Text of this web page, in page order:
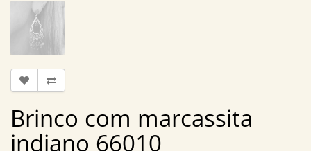
Brinco com marcassita
indiano 66010